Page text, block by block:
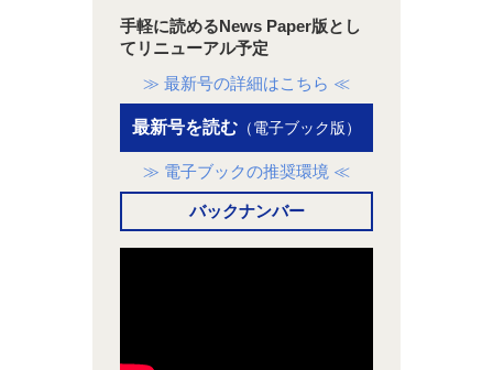
手軽に読めるNews Paper版とし
てリニューアル予定
≫ 最新号の詳細はこちら ≪
最新号を読む （電子ブック版）
≫ 電子ブックの推奨環境 ≪
バックナンバー